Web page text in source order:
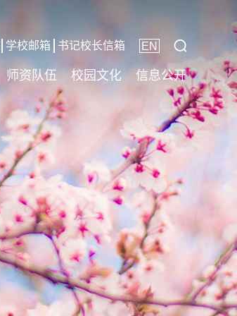
学校邮箱 书记校长信箱 EN
师资队伍 校园文化 信息公开